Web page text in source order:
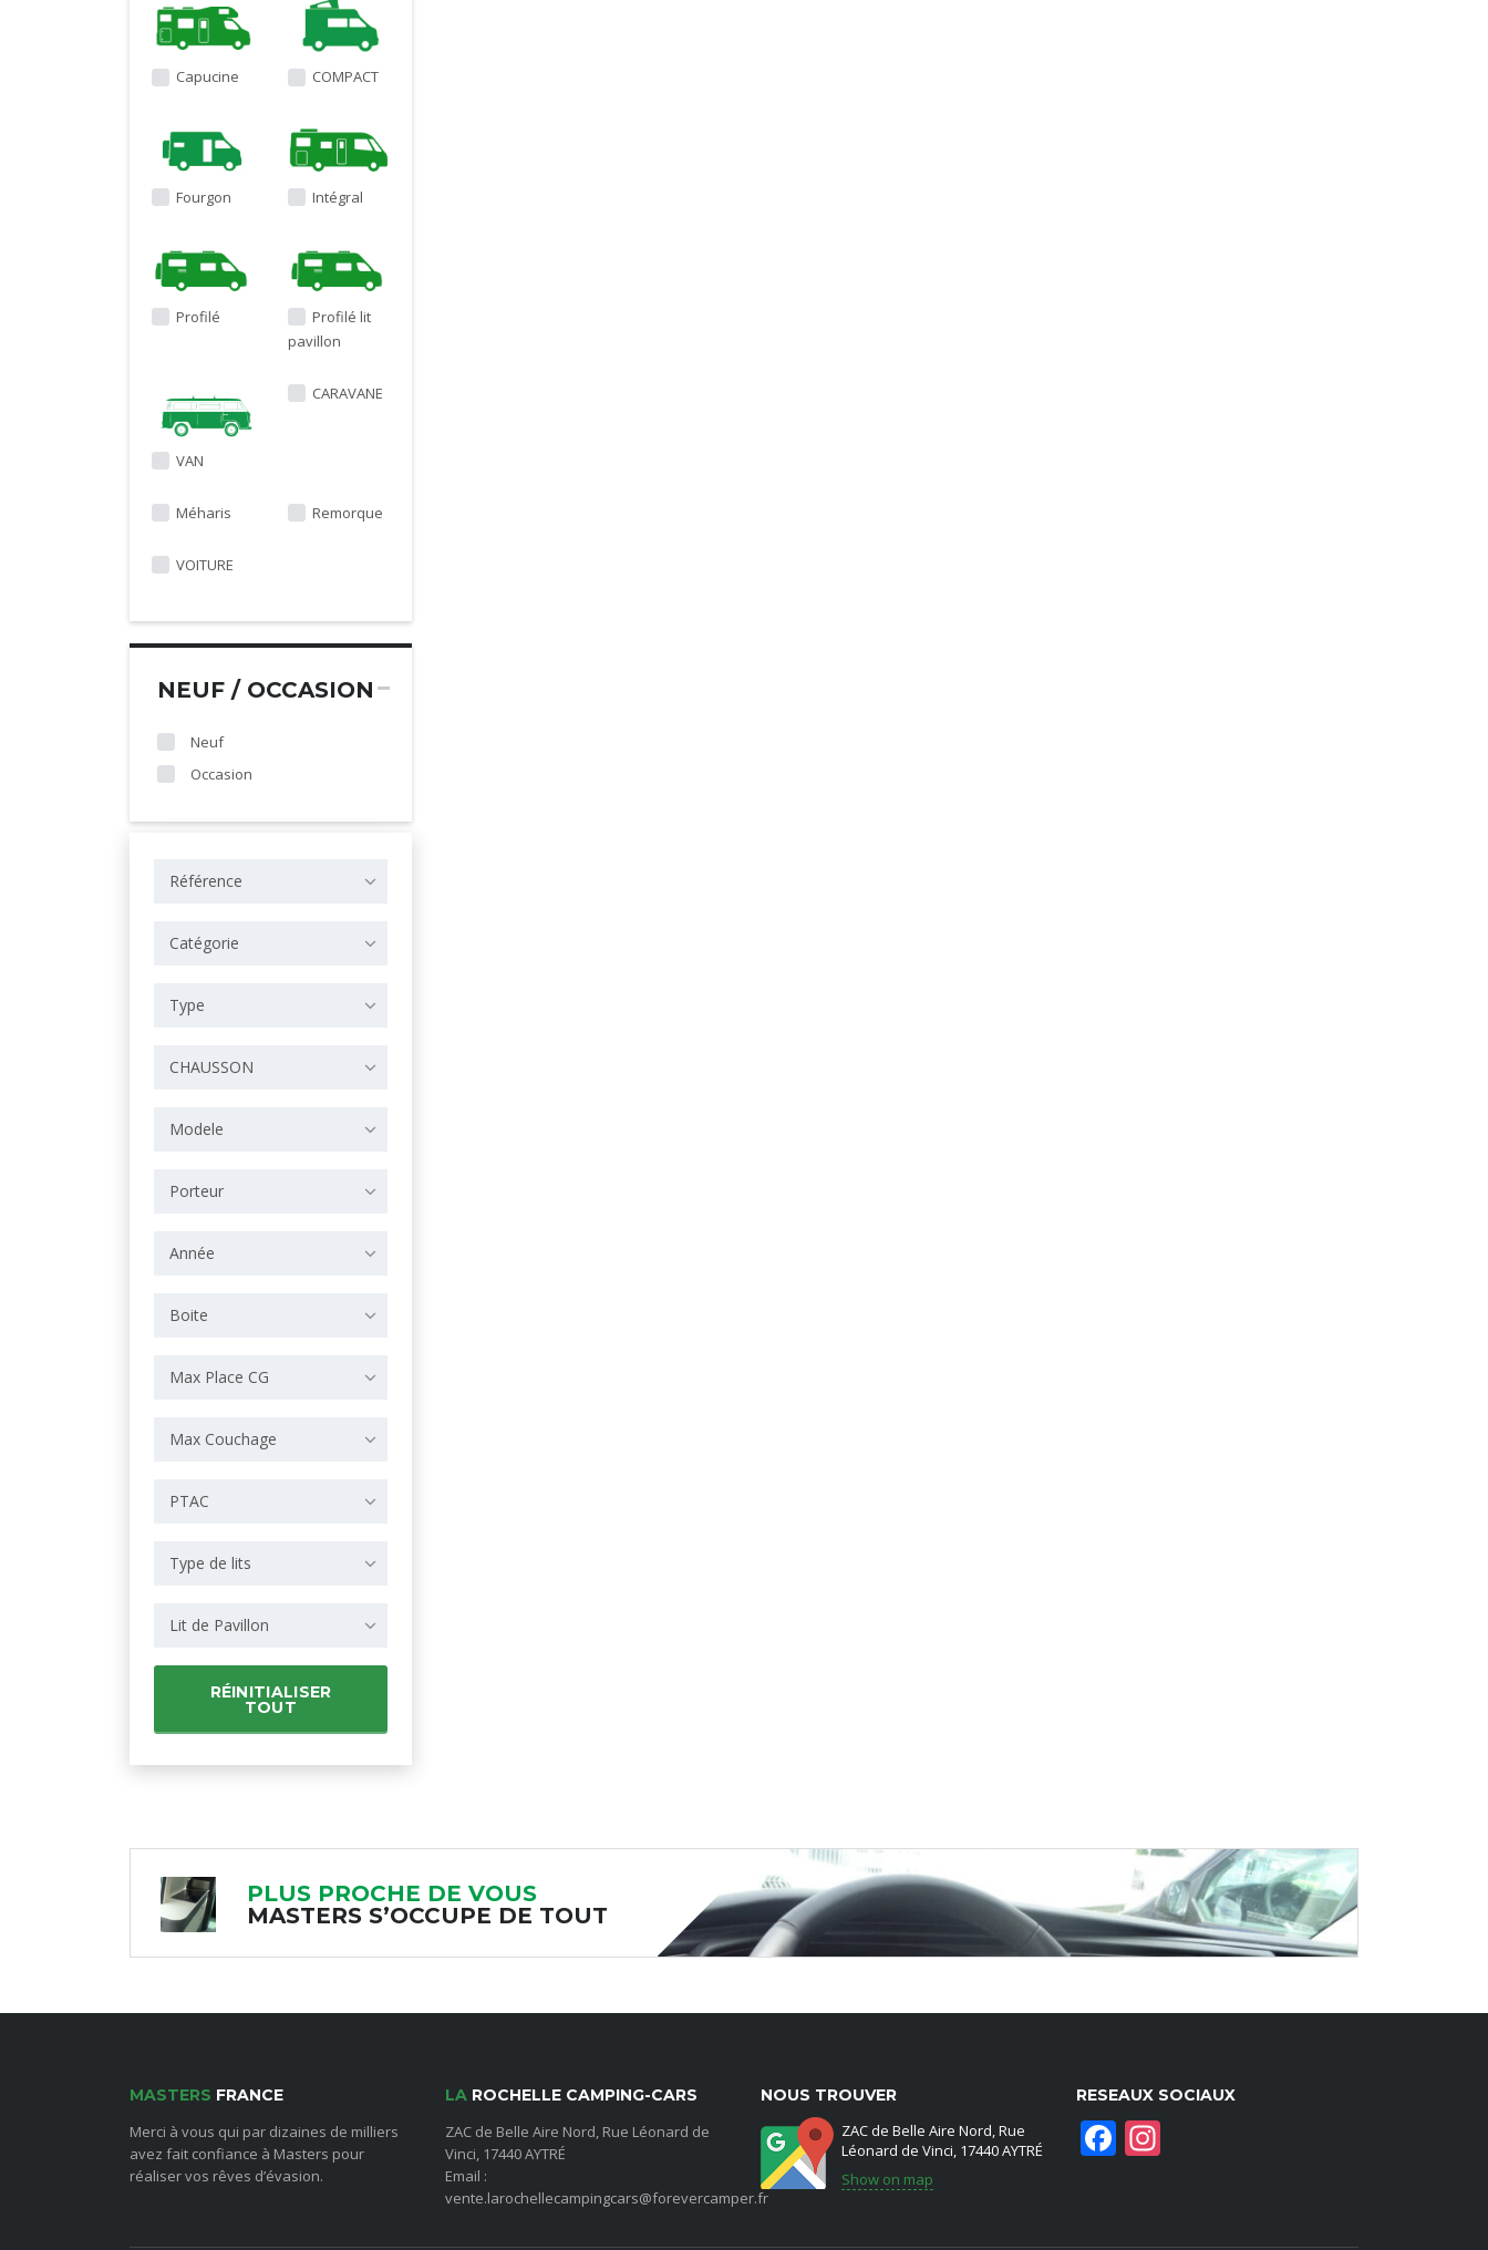
Capucine COMPACT
Fourgon Intégral
Profilé
Profilé lit
pavillon
VAN
CARAVANE
Méharis Remorque
VOITURE
NEUF / OCCASION
Neuf
Occasion
Référence
Catégorie
Type
CHAUSSON
Modele
Porteur
Année
Boite
Max Place CG
Max Couchage
PTAC
Type de lits
Lit de Pavillon
RÉINITIALISER
TOUT
PLUS PROCHE DE VOUS
MASTERS S’OCCUPE DE TOUT
MASTERS FRANCE
Merci à vous qui par dizaines de milliers
avez fait confiance à Masters pour
réaliser vos rêves d’évasion.
LA ROCHELLE CAMPING-CARS
ZAC de Belle Aire Nord, Rue Léonard de
Vinci, 17440 AYTRÉ
Email :
vente.larochellecampingcars@forevercamper.fr
NOUS TROUVER
ZAC de Belle Aire Nord, Rue
Léonard de Vinci, 17440 AYTRÉ
Show on map
RESEAUX SOCIAUX
Facebook